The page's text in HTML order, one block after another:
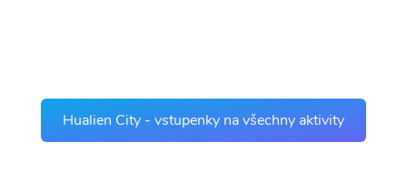
Hualien City - vstupenky na všechny aktivity